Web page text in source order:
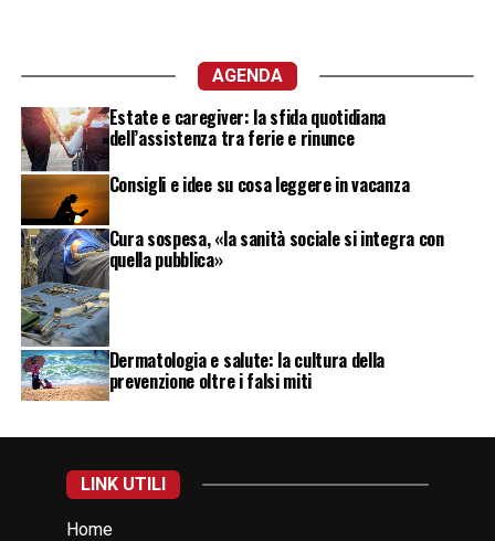
AGENDA
Estate e caregiver: la sfida quotidiana
dell’assistenza tra ferie e rinunce
Consigli e idee su cosa leggere in vacanza
Cura sospesa, «la sanità sociale si integra con
quella pubblica»
Dermatologia e salute: la cultura della
prevenzione oltre i falsi miti
LINK UTILI
Home